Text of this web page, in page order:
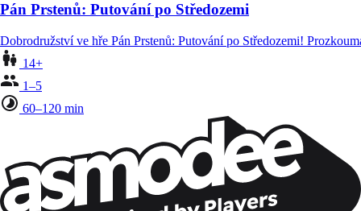
Pán Prstenů: Putování po Středozemi
Dobrodružství ve hře Pán Prstenů: Putování po Středozemi!
14+
1–5
60–120 min
Zůstaňte v kontaktu!